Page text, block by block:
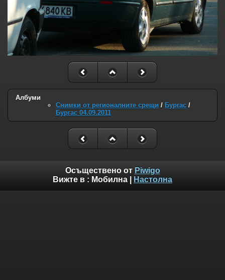
Албуми
Снимки от регионалните срещи / Бургас /
Бургас 04.09.2011
Осъществено от Piwigo
Вижте в : Мобилна Настолна